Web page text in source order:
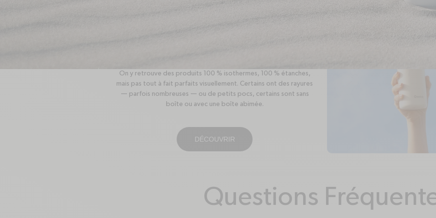
On y retrouve des produits 100 % isothermes, 100 % étanches,
mais pas tout à fait parfaits visuellement. Certains ont des rayures
— parfois nombreuses — ou de petits pocs, certains sont sans
boîte ou avec une boîte abimée.
DÉCOUVRIR
Questions